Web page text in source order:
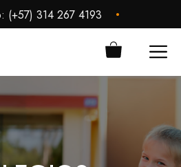
(+57) 314 267 4193 •